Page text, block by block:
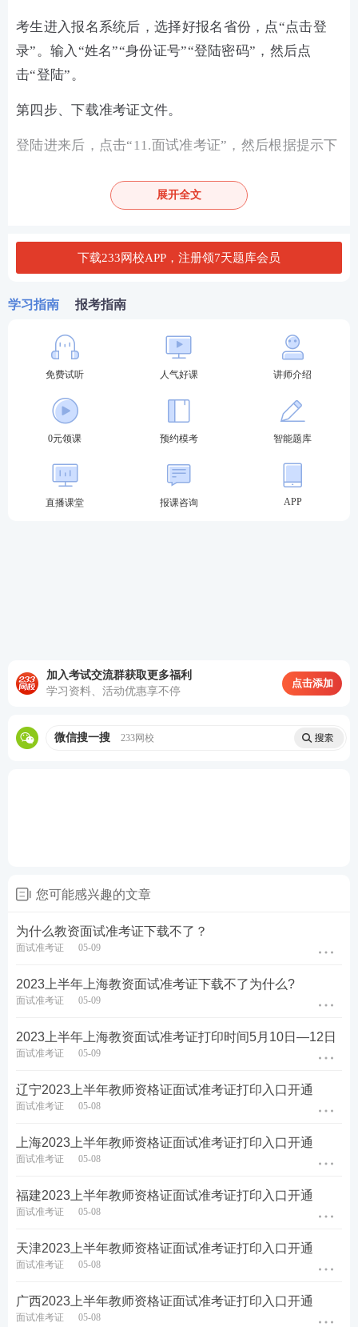
考生进入报名系统后，选择好报名省份，点“点击登
录”。 输入“姓名”“身份证号”“登陆密码”，然后点
击“登陆”。
第四步、下载准考证文件。
登陆进来后，点击“11.面试准考证”，然后根据提示下
第五步：打印准考证。
下载后，仔细核对个人信息，并直接打印成准考证。
教师资格证面试准考证打印注意事项
1、打印准考证必须统一使用A4纸打印，黑白或彩色
均可。
2、使用IE、360、搜狗、qq浏览器下载准考证。
3、认真核对姓名、照片、准考证号、考试地址等是否
显示正确。
行。
题，考生作答。
展开全文
下载233网校APP，注册领7天题库会员
学习指南 报考指南
免费试听 人气好课 讲师介绍
0元领课 预约模考 智能题库
直播课堂 报课咨询 APP
加入考试交流群获取更多福利
学习资料、活动优惠享不停
点击添加
微信搜一搜 233网校
您可能感兴趣的文章
为什么教资面试准考证下载不了？
面试准考证 05-09
2023上半年上海教资面试准考证下载不了为什么?
面试准考证 05-09
2023上半年上海教资面试准考证打印时间5月10日—12日
面试准考证 05-09
辽宁2023上半年教师资格证面试准考证打印入口开通
面试准考证 05-08
上海2023上半年教师资格证面试准考证打印入口开通
面试准考证 05-08
福建2023上半年教师资格证面试准考证打印入口开通
面试准考证 05-08
天津2023上半年教师资格证面试准考证打印入口开通
面试准考证 05-08
广西2023上半年教师资格证面试准考证打印入口开通
面试准考证 05-08